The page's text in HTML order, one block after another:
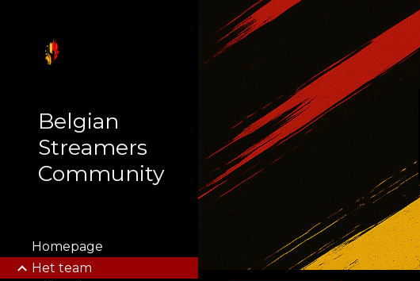
Skip to main
Belgian
Streamers
Community
Homepage
Het team